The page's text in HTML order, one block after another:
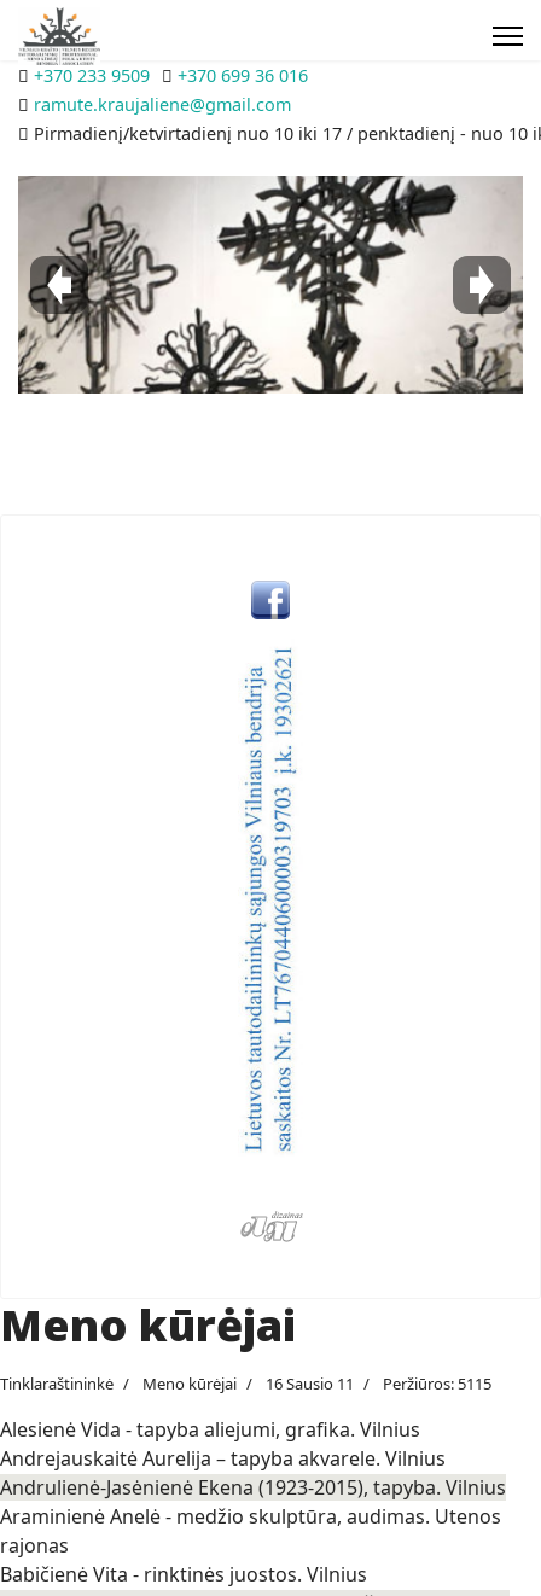
+370 233 9509
+370 699 36 016
ramute.kraujaliene@gmail.com
Pirmadienį/ketvirtadienį nuo 10 iki 17 / penktadienį - nuo 10
Meno kūrėjai
Tinklaraštininkė Meno kūrėjai 16 Sausio 11 Peržiūros: 5115
Alesienė Vida - tapyba aliejumi, grafika. Vilnius
Andrejauskaitė Aurelija – tapyba akvarele. Vilnius
Andrulienė-Jasėnienė Ekena (1923-2015), tapyba. Vilnius
Araminienė Anelė - medžio skulptūra, audimas. Utenos
rajonas
Babičienė Vita - rinktinės juostos. Vilnius